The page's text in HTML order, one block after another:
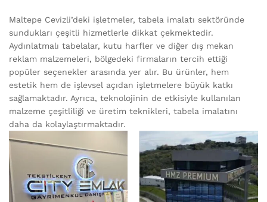
Maltepe Cevizli’deki işletmeler, tabela imalatı sektöründe
sundukları çeşitli hizmetlerle dikkat çekmektedir.
Aydınlatmalı tabelalar, kutu harfler ve diğer dış mekan
reklam malzemeleri, bölgedeki firmaların tercih ettiği
popüler seçenekler arasında yer alır. Bu ürünler, hem
estetik hem de işlevsel açıdan işletmelere büyük katkı
sağlamaktadır. Ayrıca, teknolojinin de etkisiyle kullanılan
malzeme çeşitliliği ve üretim teknikleri, tabela imalatını
daha da kolaylaştırmaktadır.